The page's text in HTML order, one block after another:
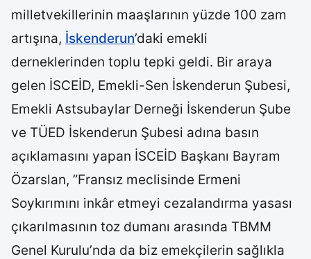
milletvekillerinin maaşlarının yüzde 100 zam
artışına, İskenderun’daki emekli
derneklerinden toplu tepki geldi. Bir araya
gelen İSCEİD, Emekli-Sen İskenderun Şubesi,
Emekli Astsubaylar Derneği İskenderun Şube
ve TÜED İskenderun Şubesi adına basın
açıklamasını yapan İSCEİD Başkanı Bayram
Özarslan, ”Fransız meclisinde Ermeni
Soykırımını inkâr etmeyi cezalandırma yasası
çıkarılmasının toz dumanı arasında TBMM
Genel Kurulu’nda da biz emekçilerin sağlıkla